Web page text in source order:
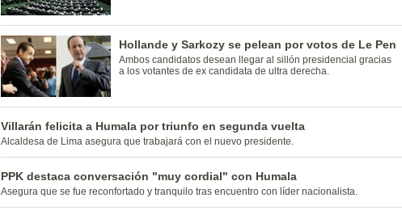
Hollande y Sarkozy se pelean por votos de Le Pen
Ambos candidatos desean llegar al sillón presidencial gracias
a los votantes de ex candidata de ultra derecha.
Villarán felicita a Humala por triunfo en segunda vuelta
Alcaldesa de Lima asegura que trabajará con el nuevo presidente.
PPK destaca conversación "muy cordial" con Humala
Asegura que se fue reconfortado y tranquilo tras encuentro con líder nacionalista.